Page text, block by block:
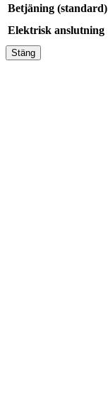
Betjäning (standard)
Elektrisk anslutning
Stäng